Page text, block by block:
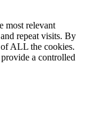
most relevant
repeat visits. By
ALL the cookies.
a controlled